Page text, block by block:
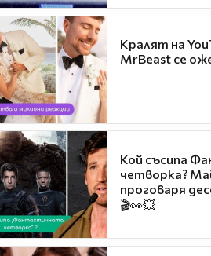
Кралят на
MrBeast се
Кой съсипа
четворка?
проговаря
🎬👀💥